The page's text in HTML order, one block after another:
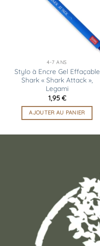
4-7 ANS
Stylo à Encre Gel Effaçable
Shark « Shark Attack »,
Legami
1,95€
AJOUTER AU PANIER